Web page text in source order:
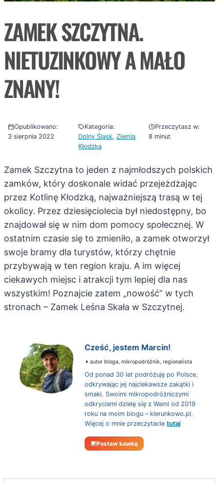
ZAMEK SZCZYTNA.
NIETUZINKOWY A MAŁO
ZNANY!
Opublikowano:
3 sierpnia 2022
Kategoria:
Dolny Śląsk, Ziemia
Kłodzka
Przeczytasz w:
8 minut
Zamek Szczytna to jeden z najmłodszych polskich
zamków, który doskonale widać przejeżdżając
przez Kotlinę Kłodzką, najważniejszą trasą w tej
okolicy. Przez dziesięciolecia był niedostępny, bo
znajdował się w nim dom pomocy społecznej. W
ostatnim czasie się to zmieniło, a zamek otworzył
swoje bramy dla turystów, którzy chętnie
przybywają w ten region kraju. A im więcej
ciekawych miejsc i atrakcji tym lepiej dla nas
wszystkim! Poznajcie zatem „nowość” w tych
stronach – Zamek Leśna Skała w Szczytnej.
Cześć, jestem Marcin!
autor bloga, mikropodróżnik, regionalista
Od ponad 30 lat podróżuję po Polsce,
odkrywając jej najciekawsze zakątki i
smaki. Swoimi mikropodróżniczymi
odkryciami dzielę się z Wami od 2019
roku na moim blogu – kierunkowo.pl.
Więcej o mnie przeczytacietutaj
Postaw kawkę